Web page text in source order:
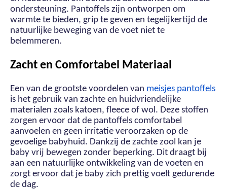
ondersteuning. Pantoffels zijn ontworpen om
warmte te bieden, grip te geven en tegelijkertijd de
natuurlijke beweging van de voet niet te
belemmeren.
Zacht en Comfortabel Materiaal
Een van de grootste voordelen van meisjes pantoffels
is het gebruik van zachte en huidvriendelijke
materialen zoals katoen, fleece of wol. Deze stoffen
zorgen ervoor dat de pantoffels comfortabel
aanvoelen en geen irritatie veroorzaken op de
gevoelige babyhuid. Dankzij de zachte zool kan je
baby vrij bewegen zonder beperking. Dit draagt bij
aan een natuurlijke ontwikkeling van de voeten en
zorgt ervoor dat je baby zich prettig voelt gedurende
de dag.